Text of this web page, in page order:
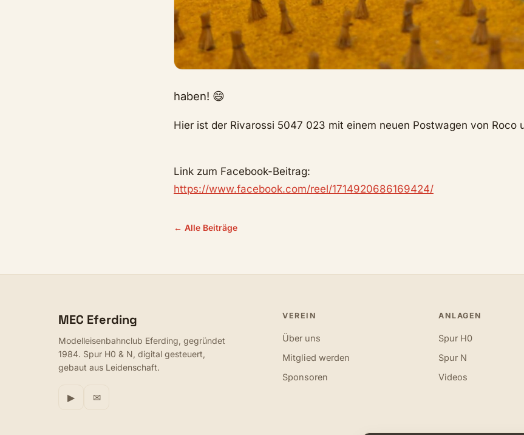
haben! 😄
Hier ist der Rivarossi 5047 023 mit einem neuen Postwagen von Roco
Link zum Facebook-Beitrag:
https://www.facebook.com/reel/1714920686169424/
← Alle Beiträge
MEC Eferding
Modelleisenbahnclub Eferding, gegründet
1984. Spur H0 & N, digital gesteuert,
gebaut aus Leidenschaft.
▶ ✉
VEREIN
Über uns
Mitglied werden
Sponsoren
ANLAGEN
Spur H0
Spur N
Videos